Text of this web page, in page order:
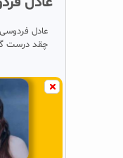
عادل
چقد درست